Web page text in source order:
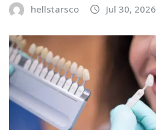
hellstarsco Jul 30, 2026